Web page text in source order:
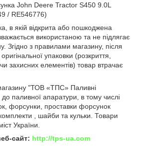
John Deere Tractor S450 9.0L
/ RE546776)
в якій відкрита або пошкоджена
використаною та не підлягає
Згідно з правилами магазину, після
упаковки (розкриття,
захисних елементів) товар втрачає
"ТОВ «ТПС» Паливні
паливної апаратури, в тому числі
форсунки, проставки форсунок
, шайби та кульки. Товари
України.
сайт: http://tps-ua.com